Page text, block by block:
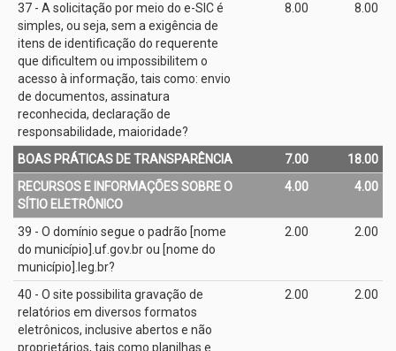
37 - A solicitação por meio do e­-SIC é
simples, ou seja, sem a exigência de
itens de identificação do requerente
que dificultem ou impossibilitem o
acesso à informação, tais como: envio
de documentos, assinatura
reconhecida, declaração de
responsabilidade, maioridade?
8.00 8.00
BOAS PRÁTICAS DE TRANSPARÊNCIA 7.00
18.00
RECURSOS E INFORMAÇÕES SOBRE O
SÍTIO ELETRÔNICO
4.00 4.00
39 - O domínio segue o padrão [nome
do município].uf.gov.br ou [nome do
município].leg.br?
2.00 2.00
40 - O site possibilita gravação de
relatórios em diversos formatos
eletrônicos, inclusive abertos e não
proprietários, tais como planilhas e
2.00 2.00